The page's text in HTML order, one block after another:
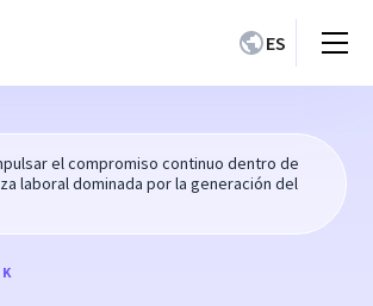
ES
el compromiso continuo dentro de
laboral dominada por la generación del